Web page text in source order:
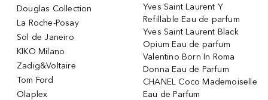
Douglas Collection
La Roche-Posay
Sol de Janeiro
KIKO Milano
Zadig&Voltaire
Tom Ford
Olaplex
Yves Saint Laurent Y
Refillable Eau de parfum
Yves Saint Laurent Black
Opium Eau de parfum
Valentino Born In Roma
Donna Eau de Parfum
CHANEL Coco Mademoiselle
Eau de Parfum